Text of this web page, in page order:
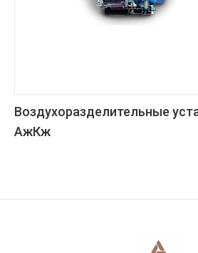
Воздухоразделительные
АжКж